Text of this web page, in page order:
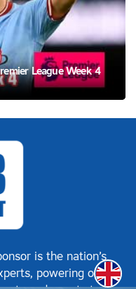
League Week 4
is the nation’s
powering our